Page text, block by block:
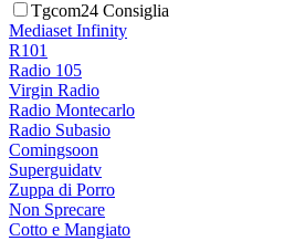
Tgcom24 Consiglia
Mediaset Infinity
R101
Radio 105
Virgin Radio
Radio Montecarlo
Radio Subasio
Comingsoon
Superguidatv
Zuppa di Porro
Non Sprecare
Cotto e Mangiato